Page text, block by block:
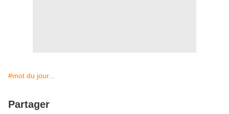
#mot du jour...
Partager